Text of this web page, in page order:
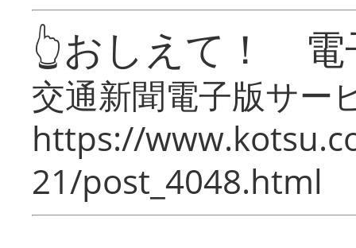
👆おしえて！ 電
交通新聞電子版サー
https://
21/post_4048.html